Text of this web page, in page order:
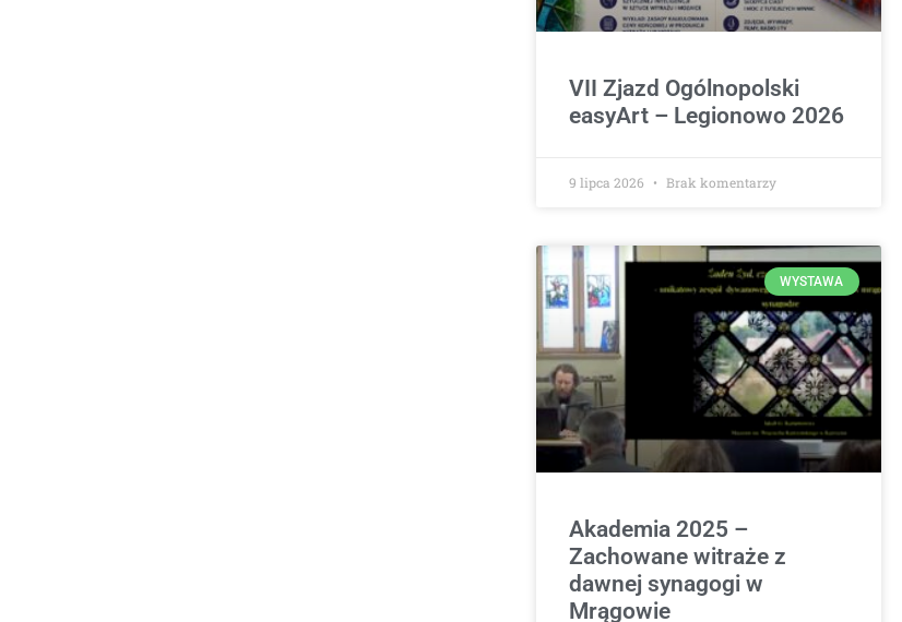
VII Zjazd Ogólnopolski
easyArt – Legionowo 2026
9 lipca 2026 Brak komentarzy
WYSTAWA
Akademia 2025 –
Zachowane witraże z
dawnej synagogi w
Mrągowie